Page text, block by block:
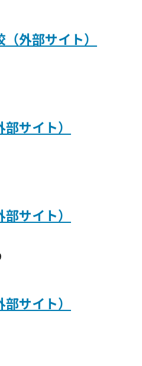
外部サイト）
サイト）
サイト）
サイト）